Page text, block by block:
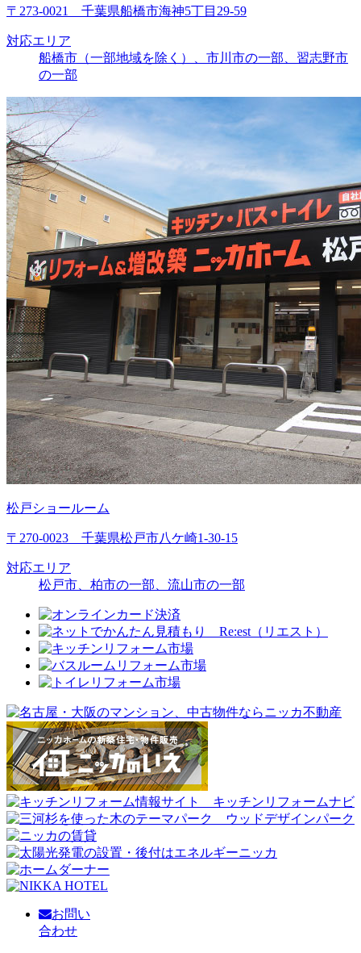
〒273-0021 千葉県船橋市海神5丁目29-59
対応エリア
船橋市（一部地域を除く）、市川市の一部、習志野市
の一部
松戸ショールーム
〒270-0023 千葉県松戸市八ケ崎1-30-15
対応エリア
松戸市、柏市の一部、流山市の一部
お問い
合わせ